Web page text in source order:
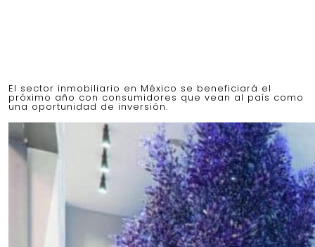
El sector inmobiliario en México se beneficiará el
próximo año con consumidores que vean al país como
una oportunidad de inversión.